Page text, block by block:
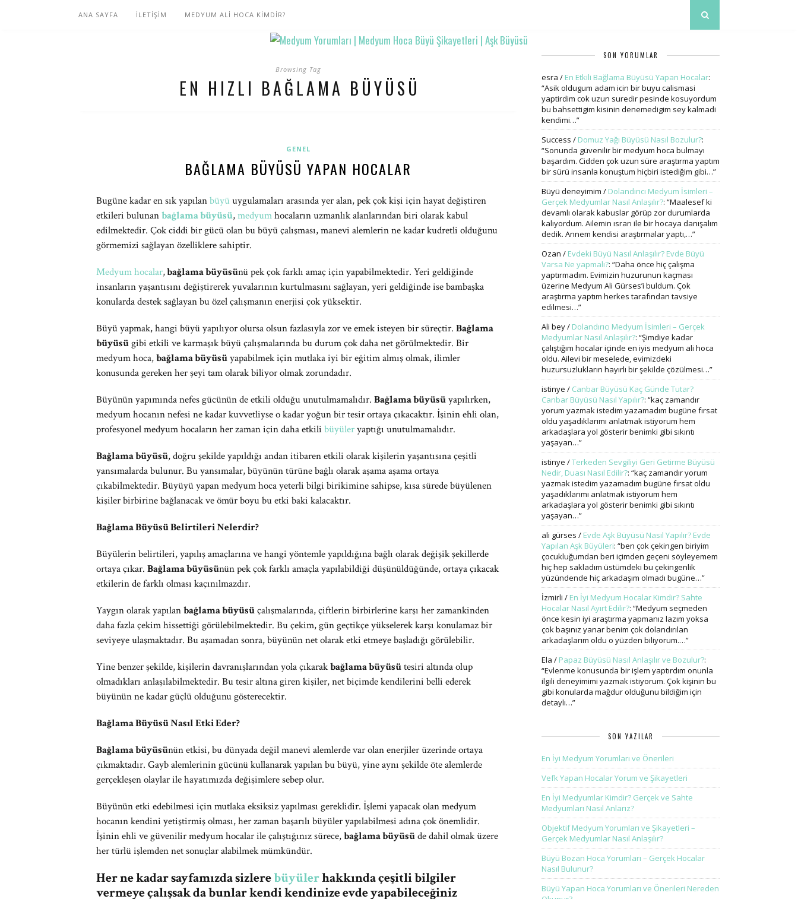
ANA SAYFA İLETİŞİM MEDYUM ALİ HOCA KİMDİR?
Browsing Tag
EN HIZLI BAĞLAMA BÜYÜSÜ
GENEL
BAĞLAMA BÜYÜSÜ YAPAN HOCALAR
Bugüne kadar en sık yapılanbüyü uygulamaları arasında yer alan, pek çok kişi için hayat değiştiren
etkileri bulunanbağlama büyüsü,medyumhocaların uzmanlık alanlarından biri olarak kabul
edilmektedir. Çok ciddi bir gücü olan bu büyü çalışması, manevi alemlerin ne kadar kudretli olduğunu
görmemizi sağlayan özelliklere sahiptir.
Medyum hocalar,bağlama büyüsünü pek çok farklı amaç için yapabilmektedir. Yeri geldiğinde
insanların yaşantısını değiştirerek yuvalarının kurtulmasını sağlayan, yeri geldiğinde ise bambaşka
konularda destek sağlayan bu özel çalışmanın enerjisi çok yüksektir.
Büyü yapmak, hangi büyü yapılıyor olursa olsun fazlasıyla zor ve emek isteyen bir süreçtir. Bağlama
büyüsügibi etkili ve karmaşık büyü çalışmalarında bu durum çok daha net görülmektedir. Bir
medyum hoca,bağlama büyüsüyapabilmek için mutlaka iyi bir eğitim almış olmak, ilimler
konusunda gereken her şeyi tam olarak biliyor olmak zorundadır.
Büyünün yapımında nefes gücünün de etkili olduğu unutulmamalıdır. Bağlama büyüsüyapılırken,
medyum hocanın nefesi ne kadar kuvvetliyse o kadar yoğun bir tesir ortaya çıkacaktır. İşinin ehli olan,
profesyonel medyum hocaların her zaman için daha etkili büyüleryaptığı unutulmamalıdır.
Bağlama büyüsü, doğru şekilde yapıldığı andan itibaren etkili olarak kişilerin yaşantısına çeşitli
yansımalarda bulunur. Bu yansımalar, büyünün türüne bağlı olarak aşama aşama ortaya
çıkabilmektedir. Büyüyü yapan medyum hoca yeterli bilgi birikimine sahipse, kısa sürede büyülenen
kişiler birbirine bağlanacak ve ömür boyu bu etki baki kalacaktır.
Bağlama Büyüsü Belirtileri Nelerdir?
Büyülerin belirtileri, yapılış amaçlarına ve hangi yöntemle yapıldığına bağlı olarak değişik şekillerde
ortaya çıkar. Bağlama büyüsünün pek çok farklı amaçla yapılabildiği düşünüldüğünde, ortaya çıkacak
etkilerin de farklı olması kaçınılmazdır.
Yaygın olarak yapılanbağlama büyüsüçalışmalarında, çiftlerin birbirlerine karşı her zamankinden
daha fazla çekim hissettiği görülebilmektedir. Bu çekim, gün geçtikçe yükselerek karşı konulamaz bir
seviyeye ulaşmaktadır. Bu aşamadan sonra, büyünün net olarak etki etmeye başladığı görülebilir.
Yine benzer şekilde, kişilerin davranışlarından yola çıkarakbağlama büyüsütesiri altında olup
olmadıkları anlaşılabilmektedir. Bu tesir altına giren kişiler, net biçimde kendilerini belli ederek
büyünün ne kadar güçlü olduğunu gösterecektir.
Bağlama Büyüsü Nasıl Etki Eder?
Bağlama büyüsünün etkisi, bu dünyada değil manevi alemlerde var olan enerjiler üzerinde ortaya
çıkmaktadır. Gayb alemlerinin gücünü kullanarak yapılan bu büyü, yine aynı şekilde öte alemlerde
gerçekleşen olaylar ile hayatımızda değişimlere sebep olur.
Büyünün etki edebilmesi için mutlaka eksiksiz yapılması gereklidir. İşlemi yapacak olan medyum
hocanın kendini yetiştirmiş olması, her zaman başarılı büyüler yapılabilmesi adına çok önemlidir.
İşinin ehli ve güvenilir medyum hocalar ile çalıştığınız sürece,bağlama büyüsüde dahil olmak üzere
her türlü işlemden net sonuçlar alabilmek mümkündür.
Her ne kadar sayfamızda sizlerebüyülerhakkında çeşitli bilgiler
vermeye çalışsak da bunlar kendi kendinize evde yapabileceğiniz
SON YORUMLAR
esra / En Etkili Bağlama Büyüsü Yapan Hocalar:
“Asik oldugum adam icin bir buyu calismasi
yaptirdim cok uzun suredir pesinde kosuyordum
bu bahsettigim kisinin denemedigim sey kalmadi
kendimi…”
Success / Domuz Yağı Büyüsü Nasıl Bozulur?:
“Sonunda güvenilir bir medyum hoca bulmayı
başardım. Cidden çok uzun süre araştırma yaptım
bir sürü insanla konuştum hiçbiri istediğim gibi…”
Büyü deneyimim / Dolandırıcı Medyum İsimleri –
Gerçek Medyumlar Nasıl Anlaşılır?: “Maalesef ki
devamlı olarak kabuslar görüp zor durumlarda
kalıyordum. Ailemin ısrarı ile bir hocaya danışalım
dedik. Annem kendisi araştırmalar yaptı,…”
Ozan / Evdeki Büyü Nasıl Anlaşılır? Evde Büyü
Varsa Ne yapmalı?: “Daha önce hiç çalışma
yaptırmadım. Evimizin huzurunun kaçması
üzerine Medyum Ali Gürses’i buldum. Çok
araştırma yaptım herkes tarafından tavsiye
edilmesi…”
Ali bey/ Dolandırıcı Medyum İsimleri – Gerçek
Medyumlar Nasıl Anlaşılır?: “Şimdiye kadar
çalıştığım hocalar içinde en iyis medyum ali hoca
oldu. Ailevi bir meselede, evimizdeki
huzursuzlukların hayırlı bir şekilde çözülmesi…”
istinye / Canbar Büyüsü Kaç Günde Tutar?
Canbar Büyüsü Nasıl Yapılır?: “kaç zamandır
yorum yazmak istedim yazamadım bugüne fırsat
oldu yaşadıklarımı anlatmak istiyorum hem
arkadaşlara yol gösterir benimki gibi sıkıntı
yaşayan…”
istinye /Terkeden Sevgiliyi Geri Getirme Büyüsü
Nedir, Duası Nasıl Edilir?: “kaç zamandır yorum
yazmak istedim yazamadım bugüne fırsat oldu
yaşadıklarımı anlatmak istiyorum hem
arkadaşlara yol gösterir benimki gibi sıkıntı
yaşayan…”
ali gürses / Evde Aşk Büyüsü Nasıl Yapılır? Evde
Yapılan Aşk Büyüleri: “ben çok çekingen biriyim
çocukluğumdan beri içimden geçeni söyleyemem
hiç hep sakladım üstümdeki bu çekingenlik
yüzündende hiç arkadaşım olmadı bugüne…”
İzmirli / En İyi Medyum Hocalar Kimdir? Sahte
Hocalar Nasıl Ayırt Edilir?: “Medyum seçmeden
önce kesin iyi araştırma yapmanız lazım yoksa
çok başınız yanar benim çok dolandırılan
arkadaşlarım oldu o yüzden biliyorum.…”
Ela / Papaz Büyüsü Nasıl Anlaşılır ve Bozulur?:
“Evlenme konusunda bir işlem yaptırdım onunla
ilgili deneyimimi yazmak istiyorum. Çok kişinin bu
gibi konularda mağdur olduğunu bildiğim için
detaylı…”
SON YAZILAR
En İyi Medyum Yorumları ve Önerileri
Vefk Yapan Hocalar Yorum ve Şikayetleri
En İyi Medyumlar Kimdir? Gerçek ve Sahte
Medyumları Nasıl Anlarız?
Objektif Medyum Yorumları ve Şikayetleri –
Gerçek Medyumlar Nasıl Anlaşılır?
Büyü Bozan Hoca Yorumları – Gerçek Hocalar
Nasıl Bulunur?
Büyü Yapan Hoca Yorumları ve Önerileri Nereden